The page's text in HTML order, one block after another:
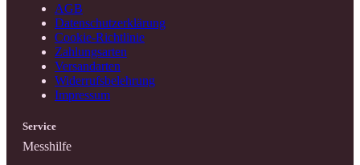
AGB
Datenschutzerklärung
Cookie-Richtlinie
Zahlungsarten
Versandarten
Widerrufsbelehrung
Impressum
Service
Messhilfe